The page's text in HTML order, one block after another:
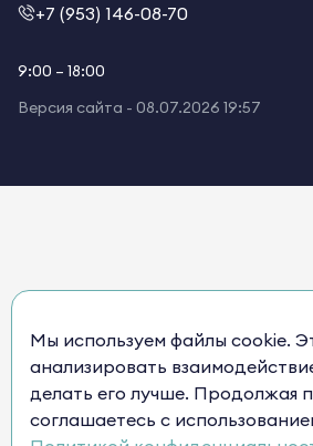
+7 (953) 146-08-70
9:00 – 18:00
Версия сайта - 08.07.2026 19:57
Мы используем файлы cookie.
анализировать
делать его лучше. Продолжая
соглашаетесь с